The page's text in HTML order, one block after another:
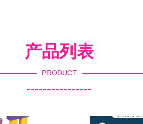
产品列表
PRODUCT
----------------